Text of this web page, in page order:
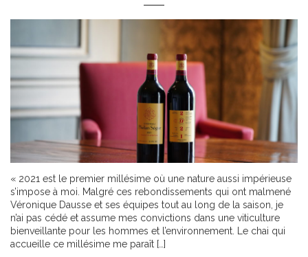
« 2021 est le premier millésime où une nature aussi impérieuse
s’impose à moi. Malgré ces rebondissements qui ont malmené
Véronique Dausse et ses équipes tout au long de la saison, je
n’ai pas cédé et assume mes convictions dans une viticulture
bienveillante pour les hommes et l’environnement. Le chai qui
accueille ce millésime me paraît […]